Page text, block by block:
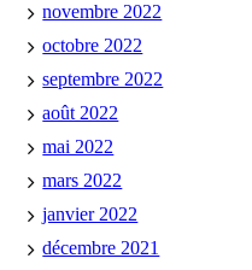
novembre 2022
octobre 2022
septembre 2022
août 2022
mai 2022
mars 2022
janvier 2022
décembre 2021